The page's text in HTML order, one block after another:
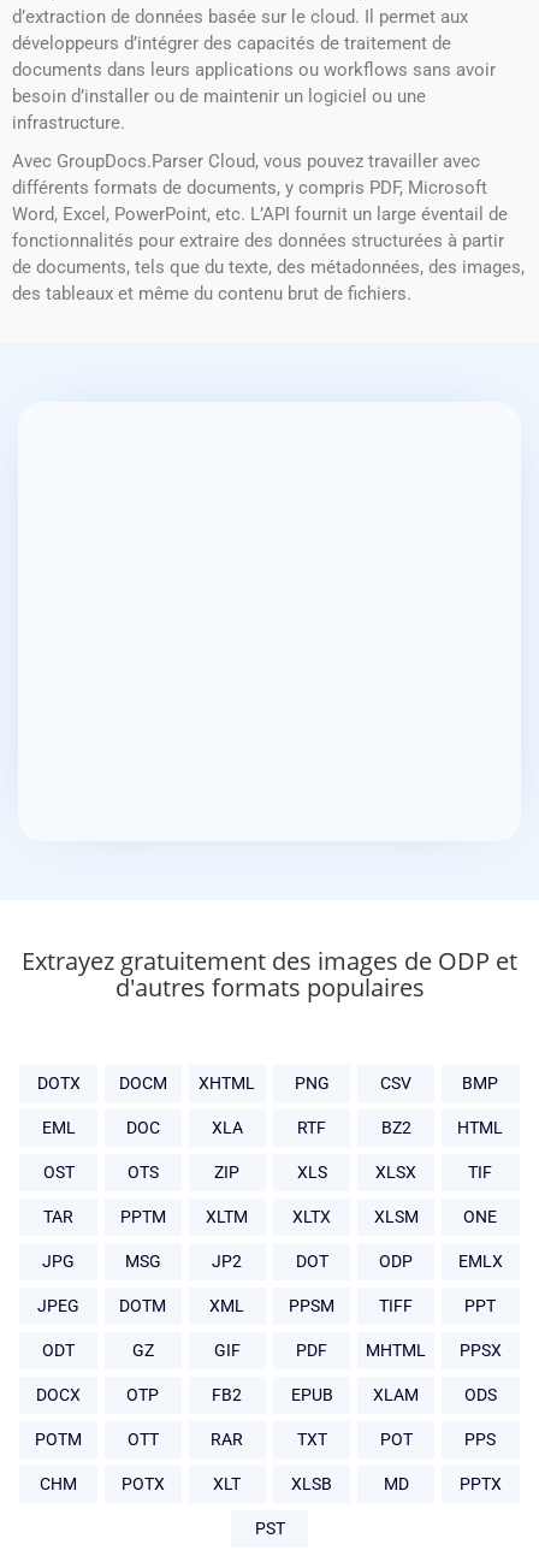
d’extraction de données basée sur le cloud. Il permet aux
développeurs d’intégrer des capacités de traitement de
documents dans leurs applications ou workflows sans avoir
besoin d’installer ou de maintenir un logiciel ou une
infrastructure.
Avec GroupDocs.Parser Cloud, vous pouvez travailler avec
différents formats de documents, y compris PDF, Microsoft
Word, Excel, PowerPoint, etc. L’API fournit un large éventail de
fonctionnalités pour extraire des données structurées à partir
de documents, tels que du texte, des métadonnées, des images,
des tableaux et même du contenu brut de fichiers.
Extrayez gratuitement des images de ODP et
d'autres formats populaires
DOTX DOCM XHTML PNG CSV BMP
EML DOC XLA RTF BZ2 HTML
OST OTS ZIP XLS XLSX TIF
TAR PPTM XLTM XLTX XLSM ONE
JPG MSG JP2 DOT ODP EMLX
JPEG DOTM XML PPSM TIFF PPT
ODT GZ GIF PDF MHTML PPSX
DOCX OTP FB2 EPUB XLAM ODS
POTM OTT RAR TXT POT PPS
CHM POTX XLT XLSB MD PPTX
PST